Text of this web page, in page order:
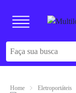
Home Eletroportáteis